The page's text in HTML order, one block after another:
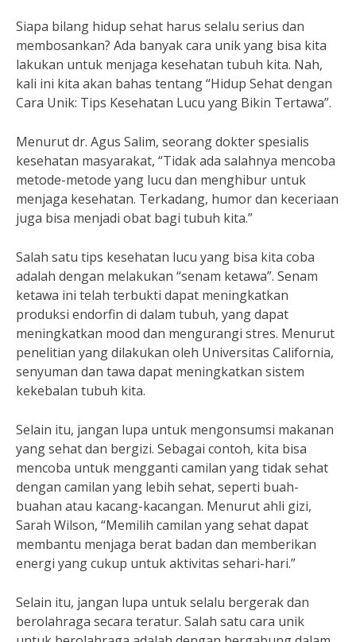
Siapa bilang hidup sehat harus selalu serius dan
membosankan? Ada banyak cara unik yang bisa kita
lakukan untuk menjaga kesehatan tubuh kita. Nah,
kali ini kita akan bahas tentang “Hidup Sehat dengan
Cara Unik: Tips Kesehatan Lucu yang Bikin Tertawa”.
Menurut dr. Agus Salim, seorang dokter spesialis
kesehatan masyarakat, “Tidak ada salahnya mencoba
metode-metode yang lucu dan menghibur untuk
menjaga kesehatan. Terkadang, humor dan keceriaan
juga bisa menjadi obat bagi tubuh kita.”
Salah satu tips kesehatan lucu yang bisa kita coba
adalah dengan melakukan “senam ketawa”. Senam
ketawa ini telah terbukti dapat meningkatkan
produksi endorfin di dalam tubuh, yang dapat
meningkatkan mood dan mengurangi stres. Menurut
penelitian yang dilakukan oleh Universitas California,
senyuman dan tawa dapat meningkatkan sistem
kekebalan tubuh kita.
Selain itu, jangan lupa untuk mengonsumsi makanan
yang sehat dan bergizi. Sebagai contoh, kita bisa
mencoba untuk mengganti camilan yang tidak sehat
dengan camilan yang lebih sehat, seperti buah-
buahan atau kacang-kacangan. Menurut ahli gizi,
Sarah Wilson, “Memilih camilan yang sehat dapat
membantu menjaga berat badan dan memberikan
energi yang cukup untuk aktivitas sehari-hari.”
Selain itu, jangan lupa untuk selalu bergerak dan
berolahraga secara teratur. Salah satu cara unik